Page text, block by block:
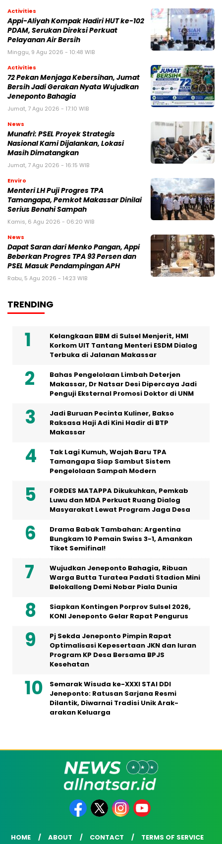
Activities
Appi-Aliyah Kompak Hadiri HUT ke-102
PDAM, Serukan Direksi Perkuat
Pelayanan Air Bersih
Minggu, 9 Agu 2026 - 10:48 WIB
Activities
72 Pekan Menjaga Kebersihan, Jumat
Bersih Jadi Gerakan Nyata Wujudkan
Jeneponto Bahagia
Jumat, 7 Agu 2026 - 17:10 WIB
News
Munafri: PSEL Proyek Strategis
Nasional Kami Dijalankan, Lokasi
Masih Dimatangkan
Jumat, 7 Agu 2026 - 16:15 WIB
Enviro
Menteri LH Puji Progres TPA
Tamangapa, Pemkot Makassar Dinilai
Serius Benahi Sampah
Kamis, 6 Agu 2026 - 06:20 WIB
News
Dapat Saran dari Menko Pangan, Appi
Beberkan Progres TPA 93 Persen dan
PSEL Masuk Pendampingan APH
Rabu, 5 Agu 2026 - 14:23 WIB
TRENDING
Kelangkaan BBM di Sulsel Menjerit, HMI
Korkom UIT Tantang Menteri ESDM Dialog
Terbuka di Jalanan Makassar
Bahas Pengelolaan Limbah Deterjen
Makassar, Dr Natsar Desi Dipercaya Jadi
Penguji Eksternal Promosi Doktor di UNM
Jadi Buruan Pecinta Kuliner, Bakso
Raksasa Haji Adi Kini Hadir di BTP
Makassar
Tak Lagi Kumuh, Wajah Baru TPA
Tamangapa Siap Sambut Sistem
Pengelolaan Sampah Modern
FORDES MATAPPA Dikukuhkan, Pemkab
Luwu dan MDA Perkuat Ruang Dialog
Masyarakat Lewat Program Jaga Desa
Drama Babak Tambahan: Argentina
Bungkam 10 Pemain Swiss 3-1, Amankan
Tiket Semifinal!
Wujudkan Jeneponto Bahagia, Ribuan
Warga Butta Turatea Padati Stadion Mini
Belokallong Demi Nobar Piala Dunia
Siapkan Kontingen Porprov Sulsel 2026,
KONI Jeneponto Gelar Rapat Pengurus
Pj Sekda Jeneponto Pimpin Rapat
Optimalisasi Kepesertaan JKN dan Iuran
Program KP Desa Bersama BPJS
Kesehatan
Semarak Wisuda ke-XXXI STAI DDI
Jeneponto: Ratusan Sarjana Resmi
Dilantik, Diwarnai Tradisi Unik Arak-
arakan Keluarga
HOME ABOUT CONTACT TERMS OF SERVICE